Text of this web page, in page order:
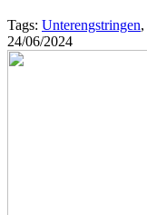
Tags: Unterengstringen,
24/06/2024